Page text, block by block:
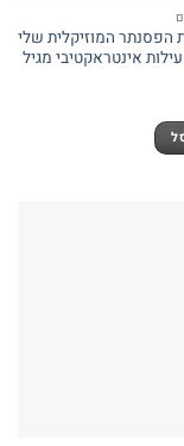
הפסנתר המוזיקלית שלי
אינטראקטיבי מגיל